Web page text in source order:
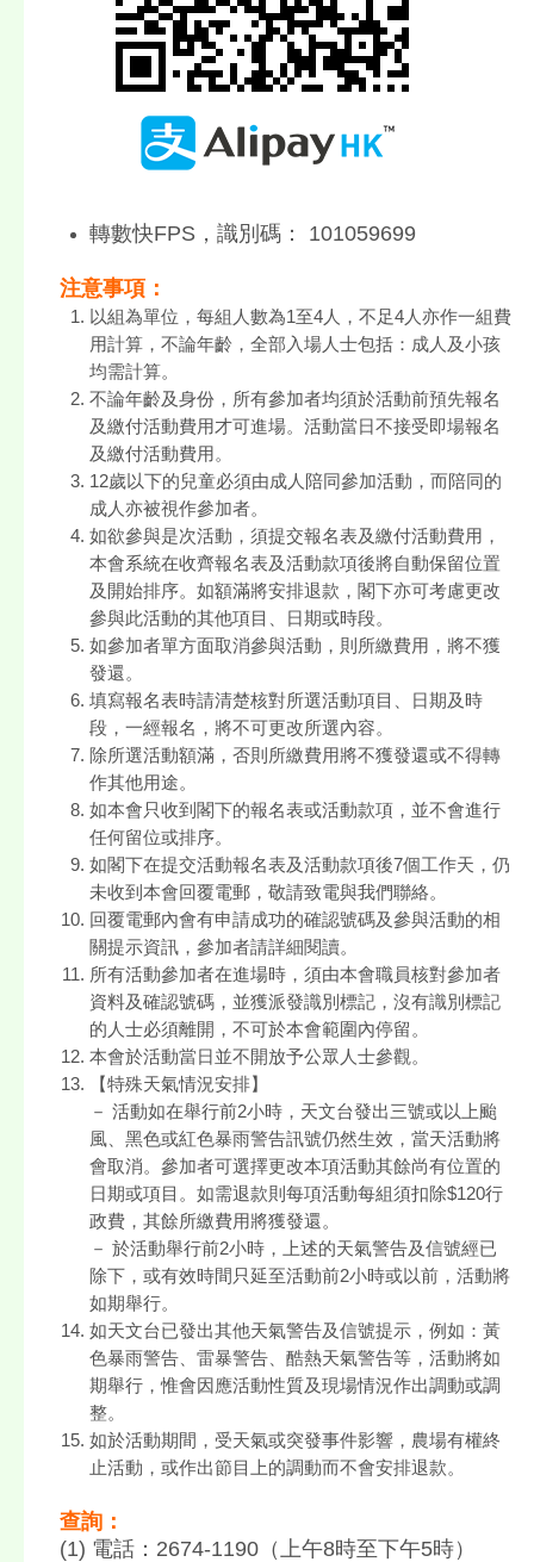
轉數快FPS，識別碼： 101059699
注意事項：
以組為單位，每組人數為1至4人，不足4人亦作一組費
用計算，不論年齡，全部入場人士包括：成人及小孩
均需計算。
不論年齡及身份，所有參加者均須於活動前預先報名
及繳付活動費用才可進場。活動當日不接受即場報名
及繳付活動費用。
12歲以下的兒童必須由成人陪同參加活動，而陪同的
成人亦被視作參加者。
如欲參與是次活動，須提交報名表及繳付活動費用，
本會系統在收齊報名表及活動款項後將自動保留位置
及開始排序。如額滿將安排退款，閣下亦可考慮更改
參與此活動的其他項目、日期或時段。
如參加者單方面取消參與活動，則所繳費用，將不獲
發還。
填寫報名表時請清楚核對所選活動項目、日期及時
段，一經報名，將不可更改所選內容。
除所選活動額滿，否則所繳費用將不獲發還或不得轉
作其他用途。
如本會只收到閣下的報名表或活動款項，並不會進行
任何留位或排序。
如閣下在提交活動報名表及活動款項後7個工作天，仍
未收到本會回覆電郵，敬請致電與我們聯絡。
回覆電郵內會有申請成功的確認號碼及參與活動的相
關提示資訊，參加者請詳細閱讀。
所有活動參加者在進場時，須由本會職員核對參加者
資料及確認號碼，並獲派發識別標記，沒有識別標記
的人士必須離開，不可於本會範圍內停留。
本會於活動當日並不開放予公眾人士參觀。
【特殊天氣情況安排】
－ 活動如在舉行前2小時，天文台發出三號或以上颱
風、黑色或紅色暴雨警告訊號仍然生效，當天活動將
會取消。參加者可選擇更改本項活動其餘尚有位置的
日期或項目。如需退款則每項活動每組須扣除$120行
政費，其餘所繳費用將獲發還。
－ 於活動舉行前2小時，上述的天氣警告及信號經已
除下，或有效時間只延至活動前2小時或以前，活動將
如期舉行。
如天文台已發出其他天氣警告及信號提示，例如：黃
色暴雨警告、雷暴警告、酷熱天氣警告等，活動將如
期舉行，惟會因應活動性質及現場情況作出調動或調
整。
如於活動期間，受天氣或突發事件影響，農場有權終
止活動，或作出節目上的調動而不會安排退款。
查詢：
(1) 電話：2674-1190（上午8時至下午5時）